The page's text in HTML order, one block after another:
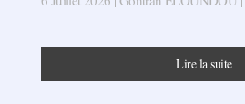
Lire la suite